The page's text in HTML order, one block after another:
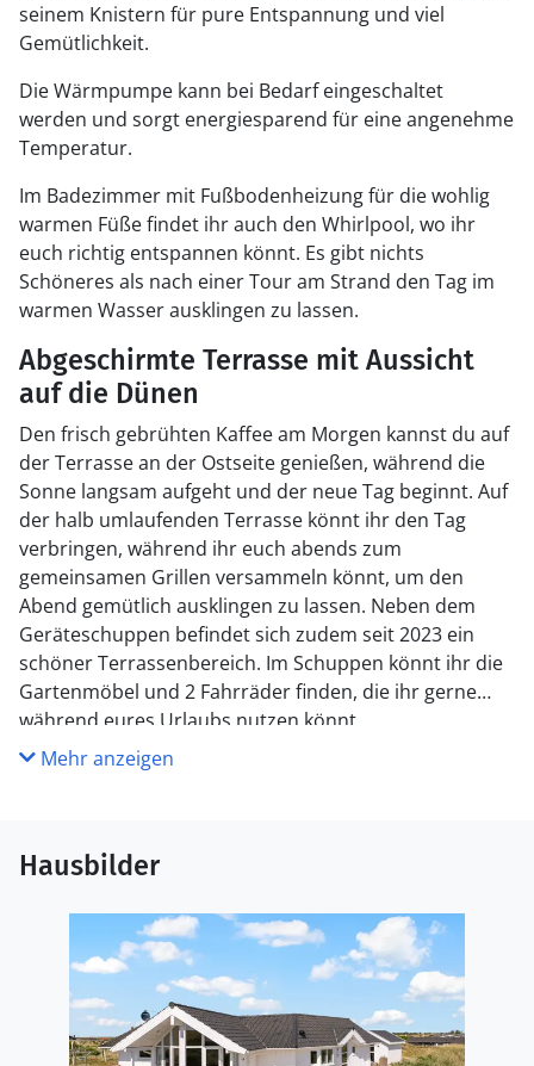
seinem Knistern für pure Entspannung und viel
Gemütlichkeit.
Die Wärmpumpe kann bei Bedarf eingeschaltet
werden und sorgt energiesparend für eine angenehme
Temperatur.
Im Badezimmer mit Fußbodenheizung für die wohlig
warmen Füße findet ihr auch den Whirlpool, wo ihr
euch richtig entspannen könnt. Es gibt nichts
Schöneres als nach einer Tour am Strand den Tag im
warmen Wasser ausklingen zu lassen.
Abgeschirmte Terrasse mit Aussicht
auf die Dünen
Den frisch gebrühten Kaffee am Morgen kannst du auf
der Terrasse an der Ostseite genießen, während die
Sonne langsam aufgeht und der neue Tag beginnt. Auf
der halb umlaufenden Terrasse könnt ihr den Tag
verbringen, während ihr euch abends zum
gemeinsamen Grillen versammeln könnt, um den
Abend gemütlich ausklingen zu lassen. Neben dem
Geräteschuppen befindet sich zudem seit 2023 ein
schöner Terrassenbereich. Im Schuppen könnt ihr die
Gartenmöbel und 2 Fahrräder finden, die ihr gerne
während eures Urlaubs nutzen könnt.
Mehr anzeigen
Hausbilder